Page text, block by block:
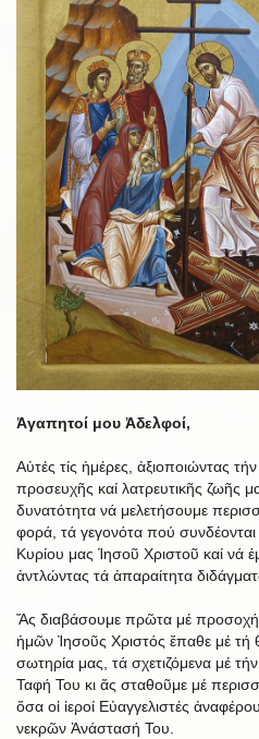
Ἀγαπητοί μου Ἀδελφοί,
Αὐτές τίς ἡμέρες, ἀξιοποιώντας τήν
προσευχῆς καί λατρευτικῆς ζωῆς
δυνατότητα νά μελετήσουμε
φορά, τά γεγονότα πού
Κυρίου μας Ἰησοῦ Χριστοῦ καί νά
ἀντλώντας τά ἀπαραίτητα
Ἄς διαβάσουμε πρῶτα μέ
ἡμῶν Ἰησοῦς Χριστός ἔπαθε μέ τή
σωτηρία μας, τά σχετιζόμενα μέ
Ταφή Του κι ἄς σταθοῦμε μέ
ὅσα οἱ ἱεροί Εὐαγγελιστές
νεκρῶν Ἀνάστασή Του.